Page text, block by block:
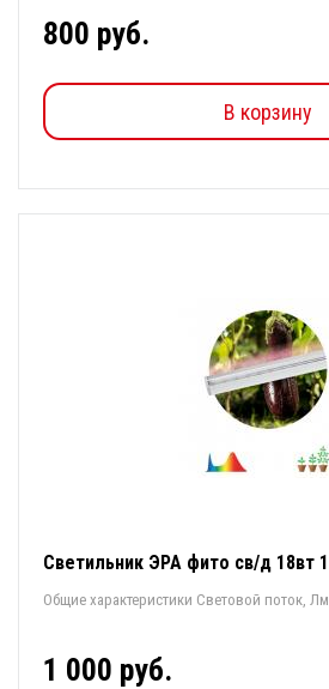
800 руб.
В корзину
Светильник ЭРА фито св/д 18вт
1 000 руб.